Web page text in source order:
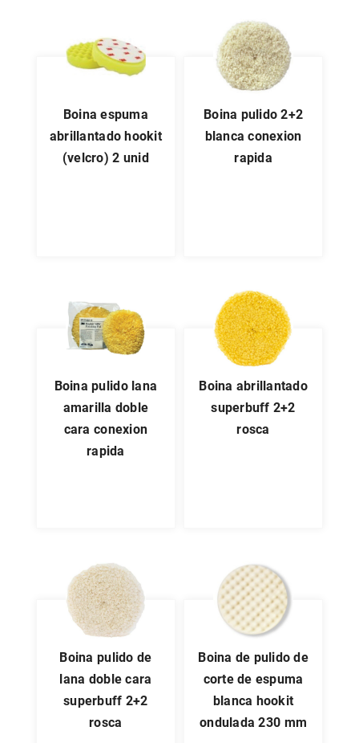
boina espuma
abrillantado hookit
(velcro) 2 unid
boina pulido 2+2
blanca conexion
rapida
boina pulido lana
amarilla doble
cara conexion
rapida
boina abrillantado
superbuff 2+2
rosca
boina pulido de
lana doble cara
superbuff 2+2
rosca
boina de pulido de
corte de espuma
blanca hookit
ondulada 230 mm